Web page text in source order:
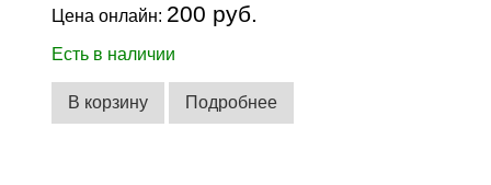
Цена онлайн: 200 руб.
Есть в наличии
В корзину Подробнее